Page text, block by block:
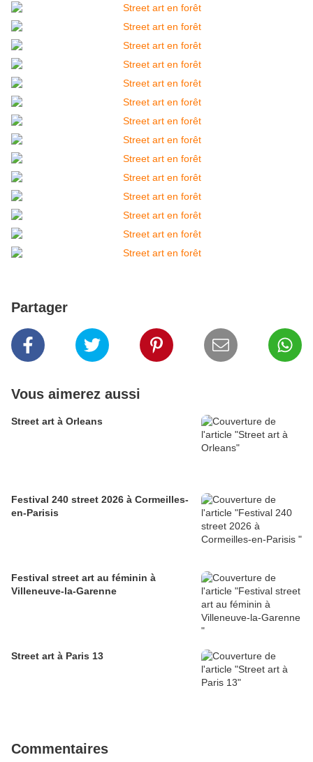
Partager
Vous aimerez aussi
Street art à Orleans
Festival 240 street 2026 à Cormeilles-
en-Parisis
Festival street art au féminin à
Villeneuve-la-Garenne
Street art à Paris 13
Commentaires